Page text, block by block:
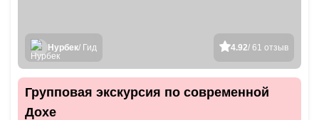
4.92/ 61 отзыв
Нурбек/ Гид
Групповая экскурсия по современной
Дохе